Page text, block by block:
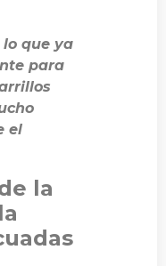
que ya
para
el
la